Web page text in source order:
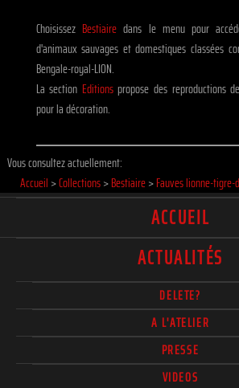
Choisissez Bestiaire dans le menu pour
d'animaux sauvages et domestiques classées
Bengale-royal-LION.
La section Editionspropose des reproductions
pour la décoration.
Vous consultez actuellement:
Accueil >Collections>Bestiaire>Fauves lionne-tigre-
ACCUEIL
ACTUALITÉS
DELETE?
A L'ATELIER
PRESSE
VIDEOS